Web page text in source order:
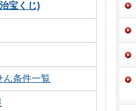
宝くじ)
ん条件一覧